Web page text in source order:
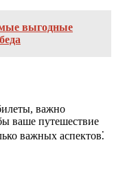
выгодные
важно
ваше путешествие
важных аспектов⁚